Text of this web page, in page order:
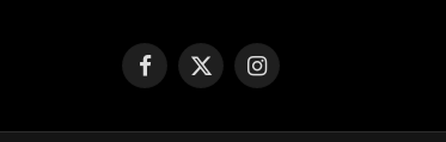
Facebook
X
Instagram